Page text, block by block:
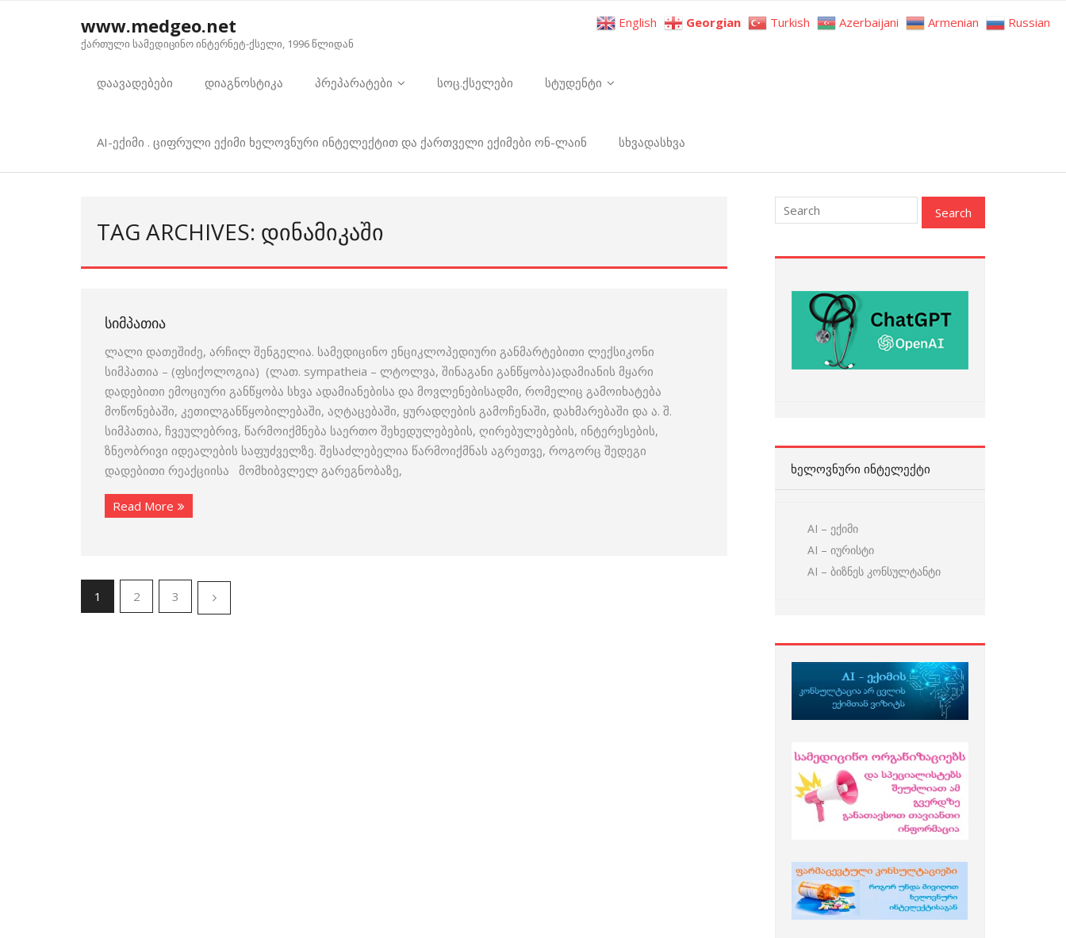
www.medgeo.net
ქართული სამედიცინო ინტერნეტ-ქსელი, 1996 წლიდან
დაავადებები დიაგნოსტიკა პრეპარატები სოც.ქსელები სტუდენტი
AI-ექიმი . ციფრული ექიმი ხელოვნური ინტელექტით და ქართველი ექიმები ონ-ლაინ სხვადასხვა
TAG ARCHIVES: ᲓᲘᲜᲐᲛᲘᲙᲐᲨᲘ
ᲡᲘᲛᲞᲐᲗᲘᲐ
ლალი დათეშიძე, არჩილ შენგელია. სამედიცინო ენციკლოპედიური განმარტებითი ლექსიკონი
სიმპათია – (ფსიქოლოგია) (ლათ. sympatheia – ლტოლვა, შინაგანი განწყობა)ადამიანის მყარი
დადებითი ემოციური განწყობა სხვა ადამიანებისა და მოვლენებისადმი, რომელიც გამოიხატება
მოწონებაში, კეთილგანწყობილებაში, აღტაცებაში, ყურადღების გამოჩენაში, დახმარებაში და ა. შ.
სიმპათია, ჩვეულებრივ, წარმოიქმნება საერთო შეხედულებების, ღირებულებების, ინტერესების,
ზნეობრივი იდეალების საფუძველზე. შესაძლებელია წარმოიქმნას აგრეთვე, როგორც შედეგი
დადებითი რეაქციისა მომხიბვლელ გარეგნობაზე,
Read More
1 2 3
ᲮᲔᲚᲝᲕᲜᲣᲠᲘ ᲘᲜᲢᲔᲚᲔᲥᲢᲘ
AI – ექიმი
AI – იურისტი
AI – ბიზნეს კონსულტანტი
English Georgian Turkish Azerbaijani Armenian Russian